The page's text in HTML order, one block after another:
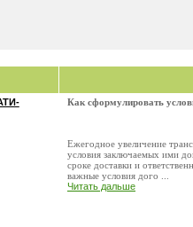
Как сформулировать
Ежегодное увеличение
условия заключаемых ими
сроке доставки и
важные условия дого ...
Читать дальше